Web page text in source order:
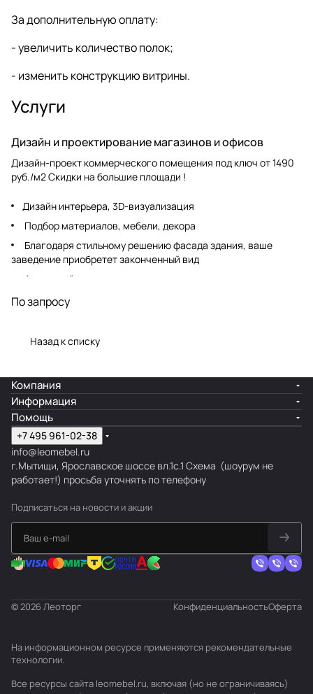
За дополнительную оплату:
- увеличить количество полок;
- изменить конструкцию витрины.
Услуги
Дизайн и проектирование магазинов и офисов
Дизайн-проект коммерческого помещения под ключ от 1490
руб./м2 Скидки на большие площади !
Дизайн интерьера, 3D-визуализация
Подбор материалов, мебели, декора
заведение приобретет законченный вид
Авторский надзор
По запросу
Назад к списку
Компания
Информация
Помощь
+7 495 961-02-38
info@leomebel.ru
г.Мытищи, Ярославское шоссе вл.1с.1 Схема (шоурум не
работает!) просьба уточнять по телефону
Подписаться на новости и акции
© 2026 Леоторг КонфиденциальностьОферта
На информационном ресурсе применяются рекомендательные
технологии.
Все ресурсы сайта leomebel.ru, включая (но не ограничиваясь)